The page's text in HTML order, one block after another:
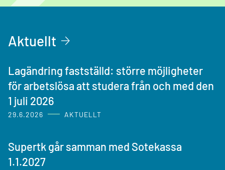
Aktuellt
Lagändring fastställd: större möjligheter
för arbetslösa att studera från och med den
1 juli 2026
29.6.2026 AKTUELLT
Supertk går samman med Sotekassa
1.1.2027